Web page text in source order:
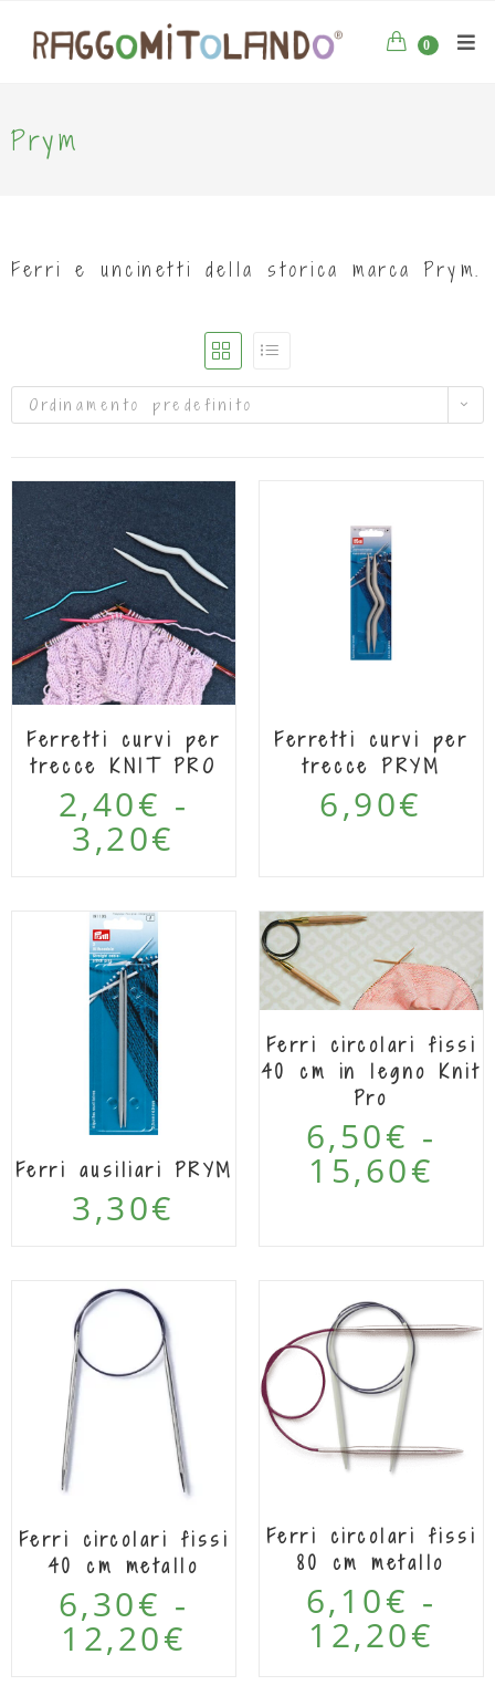
0
Prym
Ferri e uncinetti della storica marca Prym.
Ordinamento predefinito
Ferretti curvi per
trecce KNIT PRO
2,40€ -
3,20€
Ferretti curvi per
trecce PRYM
6,90€
Ferri ausiliari PRYM
3,30€
Ferri circolari fissi
40 cm in legno Knit
Pro
6,50€ -
15,60€
Ferri circolari fissi
40 cm metallo
6,30€ -
12,20€
Ferri circolari fissi
80 cm metallo
6,10€ -
12,20€